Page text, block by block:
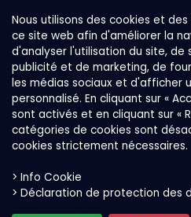
Nous utilisons des cookies et
ce site web afin d'améliorer la
d'analyser l'utilisation du site,
publicité et de marketing, de
les médias sociaux et d'afficher
personnalisé. En cliquant sur «
sont activés et en cliquant sur «
catégories de cookies sont
cookies strictement nécessaires.
> Info Cookie
> Déclaration de protection des